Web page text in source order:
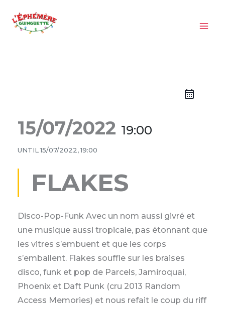
contenu
15/07/2022 19:00
UNTIL15/07/2022, 19:00
FLAKES
Disco-Pop-Funk Avec un nom aussi givré et
une musique aussi tropicale, pas étonnant que
les vitres s’embuent et que les corps
s’emballent. Flakes souffle sur les braises
disco, funk et pop de Parcels, Jamiroquai,
Phoenix et Daft Punk (cru 2013 Random
Access Memories) et nous refait le coup du riff